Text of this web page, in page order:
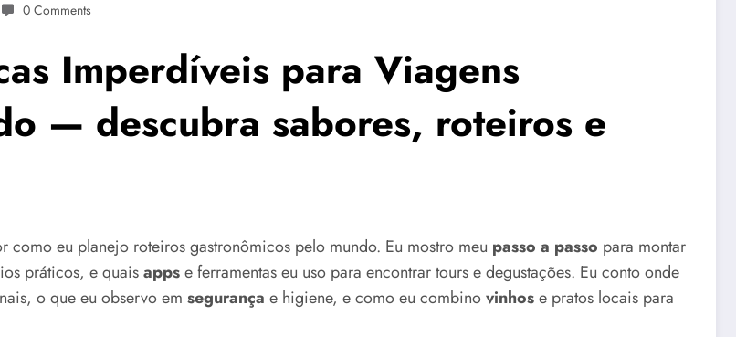
0 Comments
Imperdíveis para Viagens
— descubra sabores, roteiros e
como eu planejo roteiros gastronômicos pelo mundo. Eu mostro meu passo a passo para montar
práticos, e quaisappse ferramentas eu uso para encontrar tours e degustações. Eu conto onde
o que eu observo em segurança e higiene, e como eu combinovinhose pratos locais para